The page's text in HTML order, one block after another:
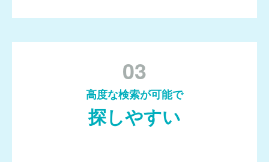
03
高度な検索が可能で
探しやすい